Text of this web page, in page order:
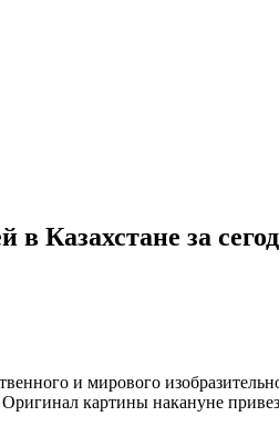
Казахстане за
и мирового
картины накануне